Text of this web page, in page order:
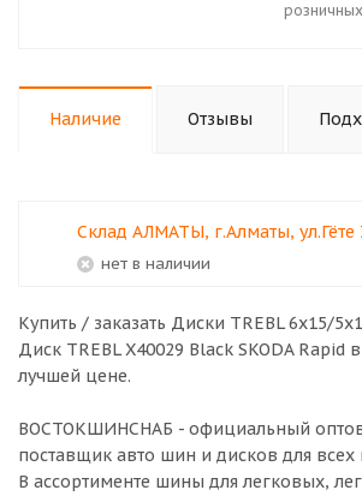
Наличие Отзывы
Склад АЛМАТЫ, г.Алматы, ул.Гёте
Нет в наличии
Купить / заказать Диски TREBL 6х15/
Диск TREBL X40029 Black SKODA Rapid в
лучшей цене.
ВОСТОКШИНСНАБ - официальный
поставщик авто шин и дисков для всех
В ассортименте шины для легковых,